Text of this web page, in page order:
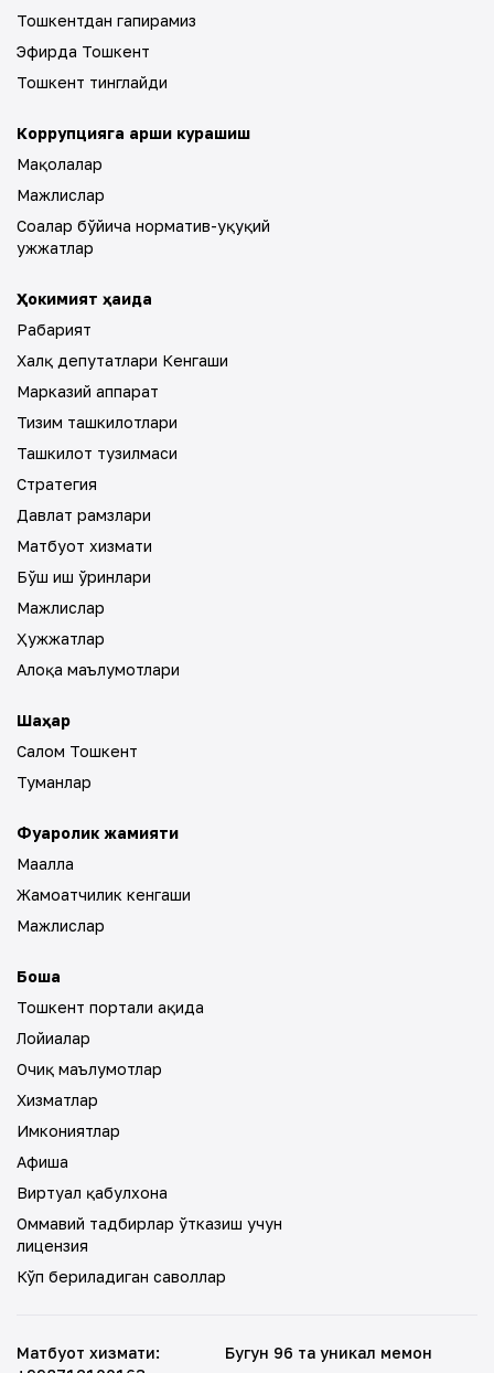
Тошкентдан гапирамиз
Эфирда Тошкент
Тошкент тинглайди
Коррупцияга қарши курашиш
Мақолалар
Мажлислар
Соҳалар бўйича норматив-ҳуқуқий
ҳужжатлар
Ҳокимият ҳақида
Раҳбарият
Халқ депутатлари Кенгаши
Марказий аппарат
Тизим ташкилотлари
Ташкилот тузилмаси
Стратегия
Давлат рамзлари
Матбуот хизмати
Бўш иш ўринлари
Мажлислар
Ҳужжатлар
Алоқа маълумотлари
Шаҳар
Салом Тошкент
Туманлар
Фуқаролик жамияти
Маҳалла
Жамоатчилик кенгаши
Мажлислар
Бошқа
Тошкент портали ҳақида
Лойиҳалар
Очиқ маълумотлар
Хизматлар
Имкониятлар
Афиша
Виртуал қабулхона
Оммавий тадбирлар ўтказиш учун
лицензия
Кўп бериладиган саволлар
Матбуот хизмати:
Бугун 96 та уникал меҳмон